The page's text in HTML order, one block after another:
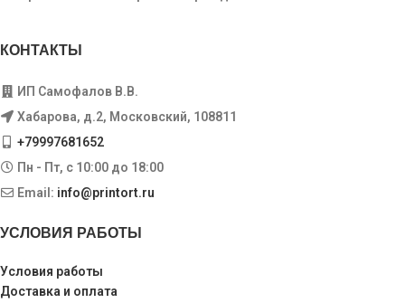
КОНТАКТЫ
ИП Самофалов В.В.
Хабарова, д.2, Московский, 108811
+79997681652
Пн - Пт, с 10:00 до 18:00
Email: info@printort.ru
УСЛОВИЯ РАБОТЫ
Условия работы
Доставка и оплата